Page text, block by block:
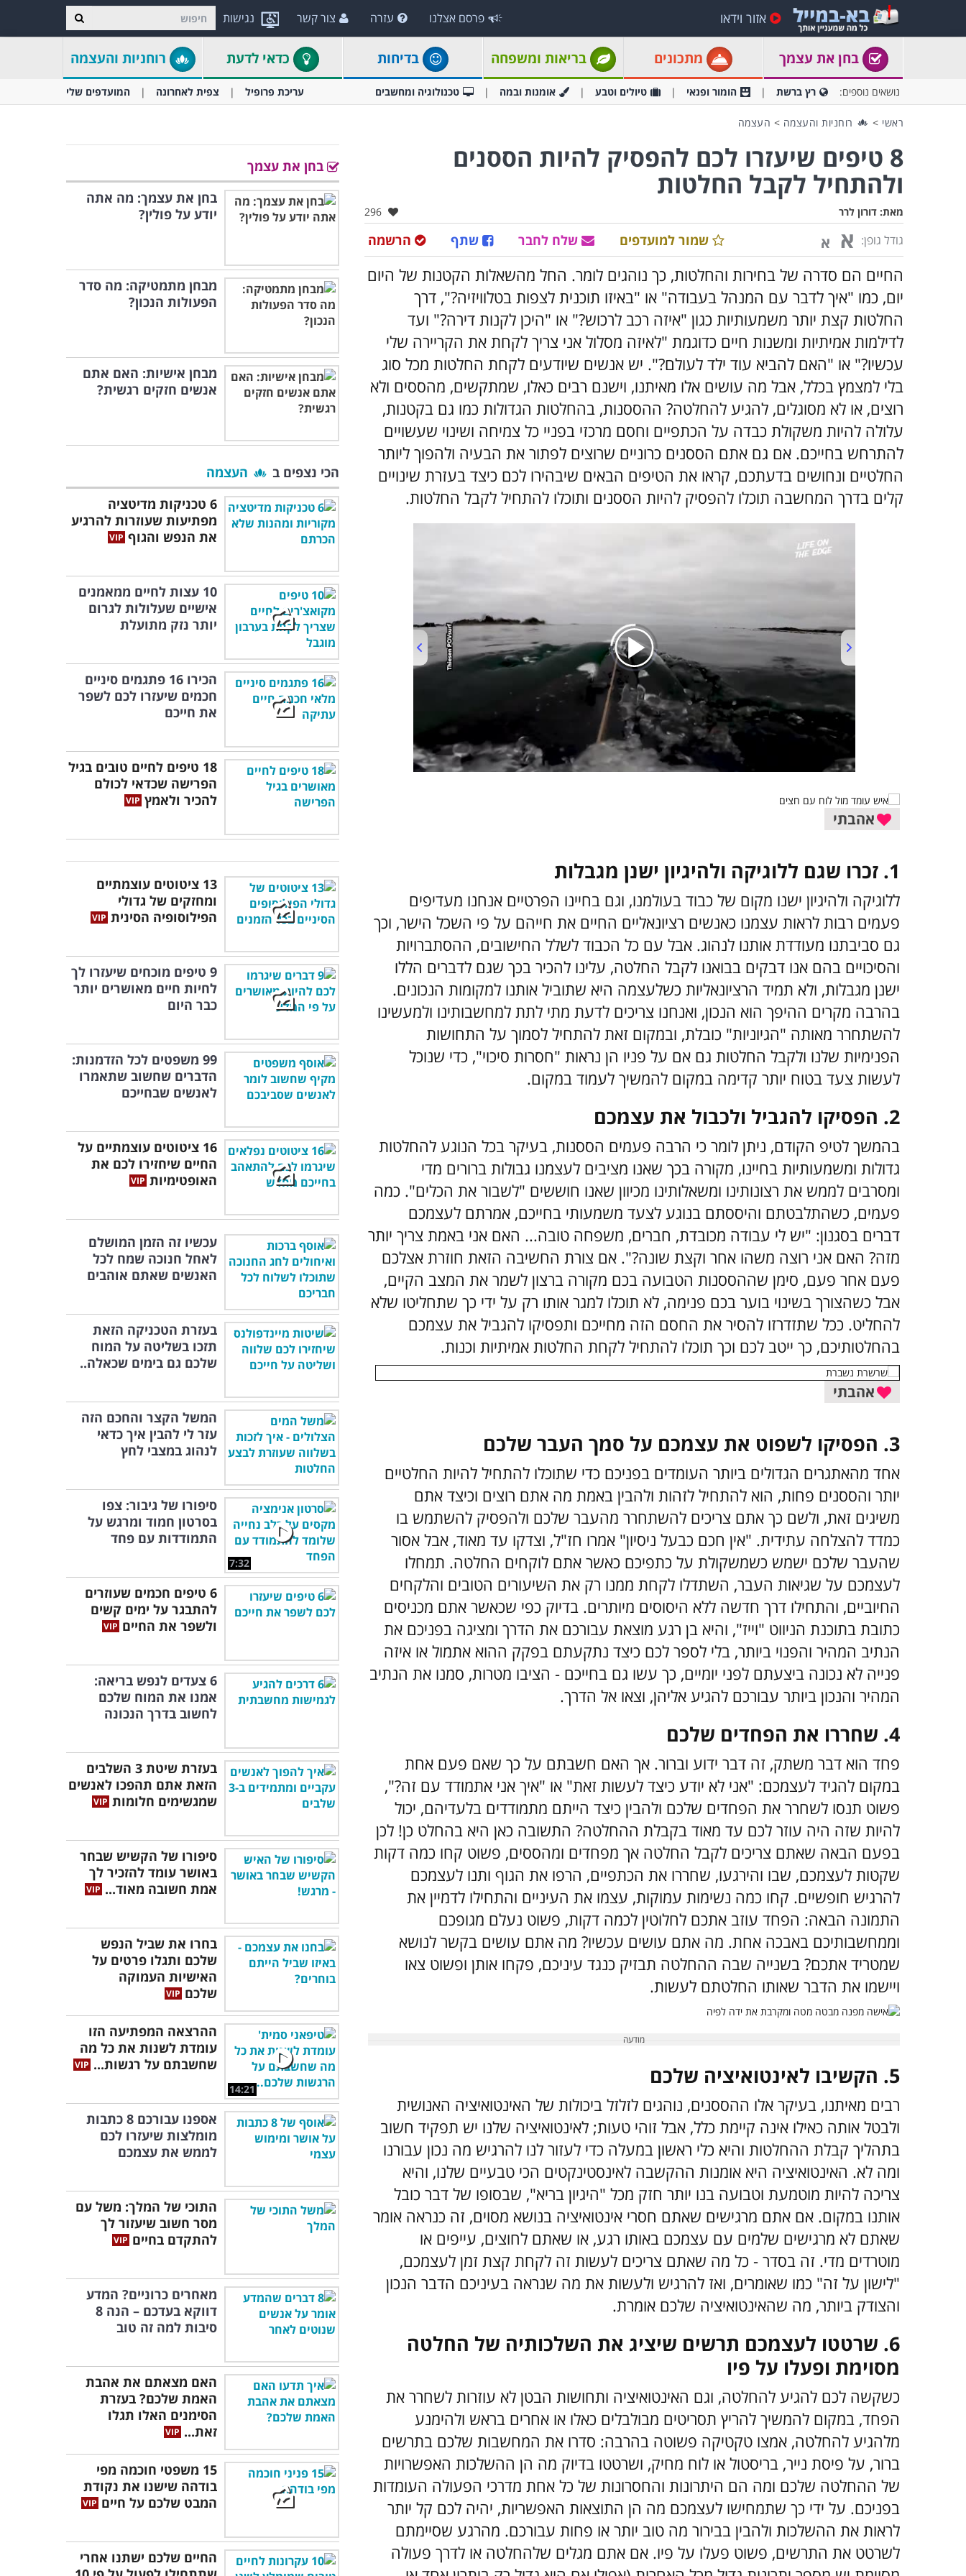
נגישות אזור וידאו פרסם אצלנו עזרה צור קשר
בחן את עצמך מתכונים בריאות ומשפחה בדיחות כדאי לדעת רוחניות והעצמה
נושאים נוספים: רץ ברשת הומור ופנאי טיולים וטבע אומנות ובמה טכנולוגיה ומחשבים עריכת פרופיל צפית לאחרונה המועדפים שלי
ראשי > רוחניות והעצמה > העצמה
8 טיפים שיעזרו לכם להפסיק להיות הססנים
ולהתחיל לקבל החלטות
מאת: דורון לרר אהבו:
296
גודל גופן: א א הרשמה שתף שלח לחבר שמור למועדפים
החיים הם סדרה של בחירות והחלטות, כך נוהגים לומר. החל מהשאלות הקטנות של היום
יום, כמו "איך לדבר עם המנהל בעבודה" או "באיזו תוכנית לצפות בטלוויזיה?", דרך
החלטות קצת יותר משמעותיות כגון "איזה רכב לרכוש?" או "היכן לקנות דירה?" ועד
לדילמות אמיתיות ומשנות חיים כדוגמת "לאיזה מסלול אני צריך לקחת את הקריירה שלי
עכשיו?" או "האם להביא עוד ילד לעולם?". יש אנשים שיודעים לקחת החלטות מכל סוג
בלי למצמץ בכלל, אבל מה עושים אלו מאיתנו, וישנם רבים כאלו, שמתקשים, מהססים ולא
רוצים, או לא מסוגלים, להגיע להחלטה? ההססנות, בהחלטות הגדולות כמו גם בקטנות,
עלולה להיות משקולת כבדה על הכתפיים וחסם מרכזי בפניי כל צמיחה ושינוי שעשויים
להתרחש בחייכם. אם גם אתם הססנים כרוניים שרוצים לפתור את הבעיה ולהפוך ליותר
החלטיים ונחושים בדעתכם, קראו את הטיפים הבאים שיבהירו לכם כיצד בעזרת שינויים
קלים בדרך המחשבה תוכלו להפסיק להיות הססנים ותוכלו להתחיל לקבל החלטות.
00:00/03:55
אהבתי
1. זכרו שגם ללוגיקה ולהיגיון ישנן מגבלות
ללוגיקה ולהיגיון ישנו מקום של כבוד בעולמנו, וגם בחיינו הפרטיים אנחנו מעדיפים
פעמים רבות לראות עצמנו כאנשים רציונאליים החיים את חייהם על פי השכל הישר, וכך
גם סביבתנו מעודדת אותנו לנהוג. אבל עם כל הכבוד לשלל החישובים, ההסתברויות
והסיכויים בהם אנו דבקים בבואנו לקבל החלטה, עלינו להכיר בכך שגם לדברים הללו
ישנן מגבלות, ולא תמיד הרציונאליות כשלעצמה היא שתוביל אותנו למקומות הנכונים.
בהרבה מקרים ההיפך הוא הנכון, ואנחנו צריכים לדעת מתי לתת למחשבותינו ולמעשינו
להשתחרר מאותה "הגיוניות" כובלת, ובמקום זאת להתחיל לסמוך על התחושות
הפנימיות שלנו ולקבל החלטות גם אם על פניו הן נראות "חסרות סיכוי", כדי שנוכל
לעשות צעד בטוח יותר קדימה במקום להמשיך לעמוד במקום.
2. הפסיקו להגביל ולכבול את עצמכם
בהמשך לטיפ הקודם, ניתן לומר כי הרבה פעמים הססנות, בעיקר בכל הנוגע להחלטות
גדולות ומשמעותיות בחיינו, מקורה בכך שאנו מציבים לעצמנו גבולות ברורים מדי
ומסרבים לממש את רצונותינו ומשאלותינו מכיוון שאנו חוששים "לשבור את הכלים". כמה
פעמים, כשהתלבטתם והיססתם בנוגע לצעד משמעותי בחייכם, אמרתם לעצמכם
דברים בסגנון: "יש לי עבודה מכובדת, חברים, משפחה טובה... האם אני באמת צריך יותר
מזה? האם אני רוצה משהו אחר וקצת שונה?". אם צורת החשיבה הזאת חוזרת אצלכם
פעם אחר פעם, סימן שההססנות הטבועה בכם מקורה ברצון לשמר את המצב הקיים,
אבל כשהצורך בשינוי בוער בכם פנימה, לא תוכלו למגר אותו רק על ידי כך שתחליטו שלא
להחליט. ככל שתזדרזו להסיר את החסם הזה מחייכם ותפסיקו להגביל את עצמכם
בהחלטותיכם, כך ייטב לכם וכך תוכלו להתחיל לקחת החלטות אמיתיות וכנות.
אהבתי
3. הפסיקו לשפוט את עצמכם על סמך העבר שלכם
אחד מהאתגרים הגדולים ביותר העומדים בפניכם כדי שתוכלו להתחיל להיות החלטיים
יותר והססנים פחות, הוא להתחיל לזהות ולהבין באמת מה אתם רוצים וכיצד אתם
משיגים זאת, ולשם כך אתם צריכים להשתחרר מהעבר שלכם ולהפסיק להשתמש בו
כמדד להצלחה עתידית. "אין חכם כבעל ניסיון" אמרו חז"ל, וצדקו עד מאוד, אבל אסור
שהעבר שלכם ישמש כשמשקולת על כתפיכם כאשר אתם לוקחים החלטה. תמחלו
לעצמכם על שגיאות העבר, השתדלו לקחת ממנו רק את השיעורים הטובים והלקחים
החיוביים, והתחילו דרך חדשה ללא היסוסים מיותרים. בדיוק כפי שכאשר אתם מכניסים
כתובת בתוכנת הניווט "וייז", והיא בן רגע מוצאת עבורכם את הדרך ומציגה בפניכם את
הנתיב המהיר והפנוי ביותר, בלי לספר לכם כיצד נתקעתם בפקק ההוא אתמול או איזה
פנייה לא נכונה ביצעתם לפני יומיים, כך עשו גם בחייכם - הציבו מטרות, סמנו את הנתיב
המהיר והנכון ביותר עבורכם להגיע אליהן, וצאו אל הדרך.
4. שחררו את הפחדים שלכם
פחד הוא דבר משתק, זה דבר ידוע וברור. אך האם חשבתם על כך שאם פעם אחת
במקום להגיד לעצמכם: "אני לא יודע כיצד לעשות זאת" או "איך אני אתמודד עם זה?",
פשוט תנסו לשחרר את הפחדים שלכם ולהבין כיצד הייתם מתמודדים בלעדיהם, יכול
להיות שזה היה עוזר לכם עד מאוד בקבלת ההחלטה? התשובה כאן היא בהחלט כן! לכן
בפעם הבאה שאתם צריכים לקבל החלטה אך מפחדים ומהססים, פשוט קחו כמה דקות
שקטות לעצמכם, שבו והירגעו, שחררו את הכתפיים, הרפו את הגוף ותנו לעצמכם
להרגיש חופשיים. קחו כמה נשימות עמוקות, עצמו את העיניים והתחילו לדמיין את
התמונה הבאה: הפחד עוזב אתכם לחלוטין לכמה דקות, פשוט נעלם מגופכם
וממחשבותיכם באבכה אחת. מה אתם עושים עכשיו? מה אתם עושים בקשר לנושא
שמטריד אתכם? בשנייה שבה ההחלטה תבזיק כנגד עיניכם, פקחו אותן ופשוט צאו
ויישמו את הדבר שאותו החלטתם לעשות.
5. הקשיבו לאינטואיציה שלכם
רבים מאיתנו, בעיקר אלו ההססנים, נוהגים לזלזל ביכולות של האינטואיציה האנושית
ולבטל אותה כאילו אינה קיימת כלל, אבל זוהי טעות; לאינטואיציה שלנו יש תפקיד חשוב
בתהליך קבלת ההחלטות והיא כלי ראשון במעלה כדי לעזור לנו להרגיש מה נכון עבורנו
ומה לא. האינטואיציה היא אומנות ההקשבה לאינסטינקטים הכי טבעיים שלנו, והיא
צריכה להיות מוטמעת וטבועה בנו יותר חזק מכל "היגיון בריא", שבסופו של דבר כובל
אותנו במקום. אם אתם מרגישים שאתם חסרי אינטואיציה בנושא מסוים, זה כנראה אומר
שאתם לא מרגישים שלמים עם עצמכם באותו רגע, או שאתם לחוצים, עייפים או
מוטרדים מדי. זה בסדר - כל מה שאתם צריכים לעשות זה לקחת קצת זמן לעצמכם,
"לישון על זה" כמו שאומרים, ואז להרגיש ולעשות את מה שנראה בעיניכם הדבר הנכון
והצודק ביותר, מה שהאינטואיציה שלכם אומרת.
6. שרטטו לעצמכם תרשים שיציג את השלכותיה של החלטה
מסוימת ופעלו על פיו
כשקשה לכם להגיע להחלטה, וגם האינטואיציה ותחושות הבטן לא עוזרות לשחרר את
הפחד, במקום להמשיך להריץ תסריטים מבולבלים כאלו או אחרים בראש ולהימנע
מלהגיע להחלטה, אמצו טקטיקה פשוטה בהרבה: סדרו את המחשבות שלכם בתרשים
ברור, על פיסת נייר, בריסטול או לוח מחיק, ושרטטו בדיוק מה הן ההשלכות האפשרויות
של ההחלטה שלכם ומה הם היתרונות והחסרונות של כל אחת מדרכי הפעולה העומדות
בפניכם. על ידי כך שתמחישו לעצמכם מה הן התוצאות האפשריות, יהיה לכם קל יותר
לראות את ההשלכות ולהבין בבירור מה טוב יותר או פחות עבורכם. מהרגע שסיימתם
לשרטט את התרשים, פשוט פעלו על פיו. אם אתם מגלים שלהחלטה או לדרך פעולה
בחן את עצמך
בחן את עצמך: מה אתה
יודע על פולין?
מבחן מתמטיקה: מה סדר
הפעולות הנכון?
מבחן אישיות: האם אתם
אנשים חזקים רגשית?
הכי נצפים ב
העצמה
6 טכניקות מדיטציה
מפתיעות שעוזרות להרגיע
את הנפש והגוף
10 עצות לחיים ממאמנים
אישיים שעלולות לגרום
יותר נזק מתועלת
הכירו 16 פתגמים סיניים
חכמים שיעזרו לכם לשפר
את חייכם
18 טיפים לחיים טובים בגיל
הפרישה שכדאי לכולם
להכיר ולאמץ
13 ציטוטים עוצמתיים
ומחזקים של גדולי
הפילוסופיה הסינית
9 טיפים מוכחים שיעזרו לך
לחיות חיים מאושרים יותר
כבר היום
99 משפטים לכל הזדמנות:
הדברים שחשוב שתאמרו
לאנשים שבחייכם
16 ציטוטים עוצמתיים על
החיים שיחזירו לכם את
האופטימיות
עכשיו זה הזמן המושלם
לאחל חנוכה שמח לכל
האנשים שאתם אוהבים
בעזרת הטכניקה הזאת
תזכו בשליטה על המוח
שלכם גם בימים שכאלה..
המשל הקצר והחכם הזה
עזר לי להבין איך כדאי
לנהוג במצבי לחץ
7:32
סיפורו של גיבור: צפו
בסרטון חמוד ומרגש על
התמודדות עם פחד
6 טיפים חכמים שעוזרים
להתבגר על ימים קשים
ולשפר את החיים
6 צעדים לנפש בריאה:
אמנו את המוח שלכם
לחשוב בדרך הנכונה
בעזרת שיטת 3 השלבים
הזאת אתם תהפכו לאנשים
שמגשימים חלומות
סיפורו של הקשיש שבחר
באושר עומד להזכיר לך
אמת חשובה מאוד...
בחרו את שביל הנפש
שלכם ותגלו פרטים על
האישיות העמוקה
שלכם
14:21
ההרצאה המפתיעה הזו
עומדת לשנות את כל מה
שחשבתם על רגשות...
אספנו עבורכם 8 כתבות
מומלצות שיעזרו לכם
לממש את עצמכם
התוכי של המלך: משל עם
מסר חשוב שיעזור לך
להתקדם בחיים
מאחרים כרוניים? המדע
דווקא בעדכם – הנה 8
סיבות למה זה טוב
האם מצאתם את אהבת
האמת שלכם? בעזרת
הסימנים האלו תגלו
זאת...
15 משפטי חוכמה מפי
בודהה שישנו את נקודת
המבט שלכם על חיים
החיים שלכם ישתנו אחרי